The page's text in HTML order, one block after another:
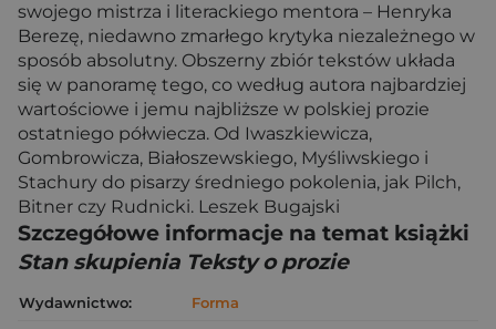
swojego mistrza i literackiego mentora – Henryka
Berezę, niedawno zmarłego krytyka niezależnego w
sposób absolutny. Obszerny zbiór tekstów układa
się w panoramę tego, co według autora najbardziej
wartościowe i jemu najbliższe w polskiej prozie
ostatniego półwiecza. Od Iwaszkiewicza,
Gombrowicza, Białoszewskiego, Myśliwskiego i
Stachury do pisarzy średniego pokolenia, jak Pilch,
Bitner czy Rudnicki. Leszek Bugajski
Szczegółowe informacje na temat książki
Stan skupienia Teksty o prozie
Wydawnictwo:
Forma